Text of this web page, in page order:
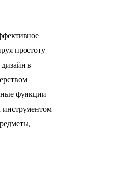
простоту
в
функции
инструментом